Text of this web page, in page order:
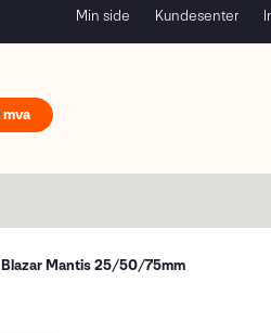
Min side Kundesenter
Blazar Mantis 25/50/75mm